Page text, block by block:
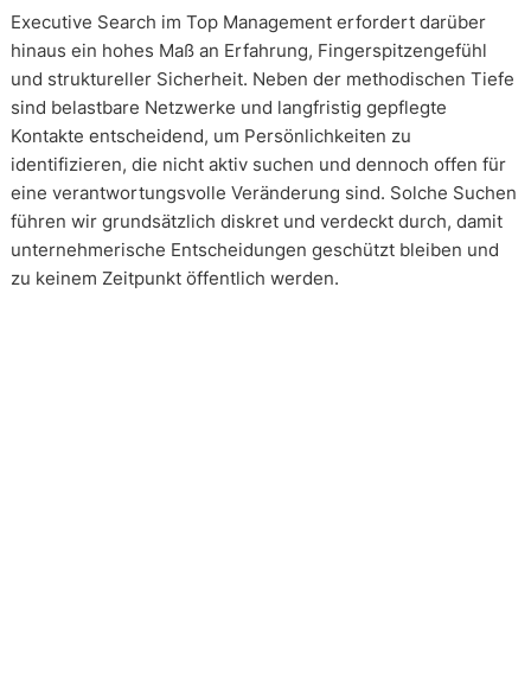
Executive Search im Top Management erfordert darüber
hinaus ein hohes Maß an Erfahrung, Fingerspitzengefühl
und struktureller Sicherheit. Neben der methodischen Tiefe
sind belastbare Netzwerke und langfristig gepflegte
Kontakte entscheidend, um Persönlichkeiten zu
identifizieren, die nicht aktiv suchen und dennoch offen für
eine verantwortungsvolle Veränderung sind. Solche Suchen
führen wir grundsätzlich diskret und verdeckt durch, damit
unternehmerische Entscheidungen geschützt bleiben und
zu keinem Zeitpunkt öffentlich werden.